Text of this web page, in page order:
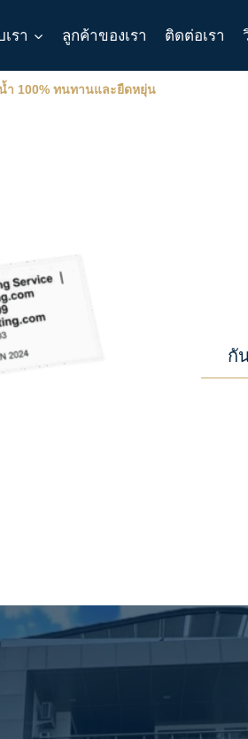
เรา ลูกค้าของเรา ติดต่อเรา
ำ 100% ทนทานและยืดหยุ่น
กั